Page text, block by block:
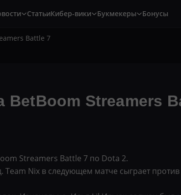
СтатьиКибер-вики Букмекеры Бонусы
Battle 7
BetBoom Streamers
Streamers Battle 7 по Dota 2.
Nix в следующем матче сыграет против